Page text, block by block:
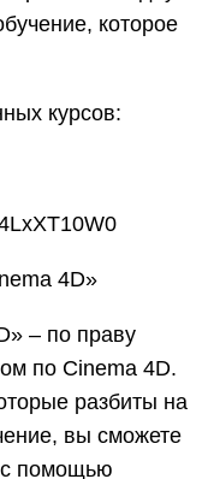
которое
курсов:
4D»
– по праву
по Cinema 4D.
разбиты на
вы сможете
с помощью